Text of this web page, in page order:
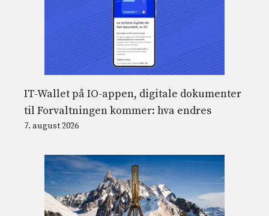
IT-Wallet på IO-appen, digitale dokumenter
til Forvaltningen kommer: hva endres
7. august 2026